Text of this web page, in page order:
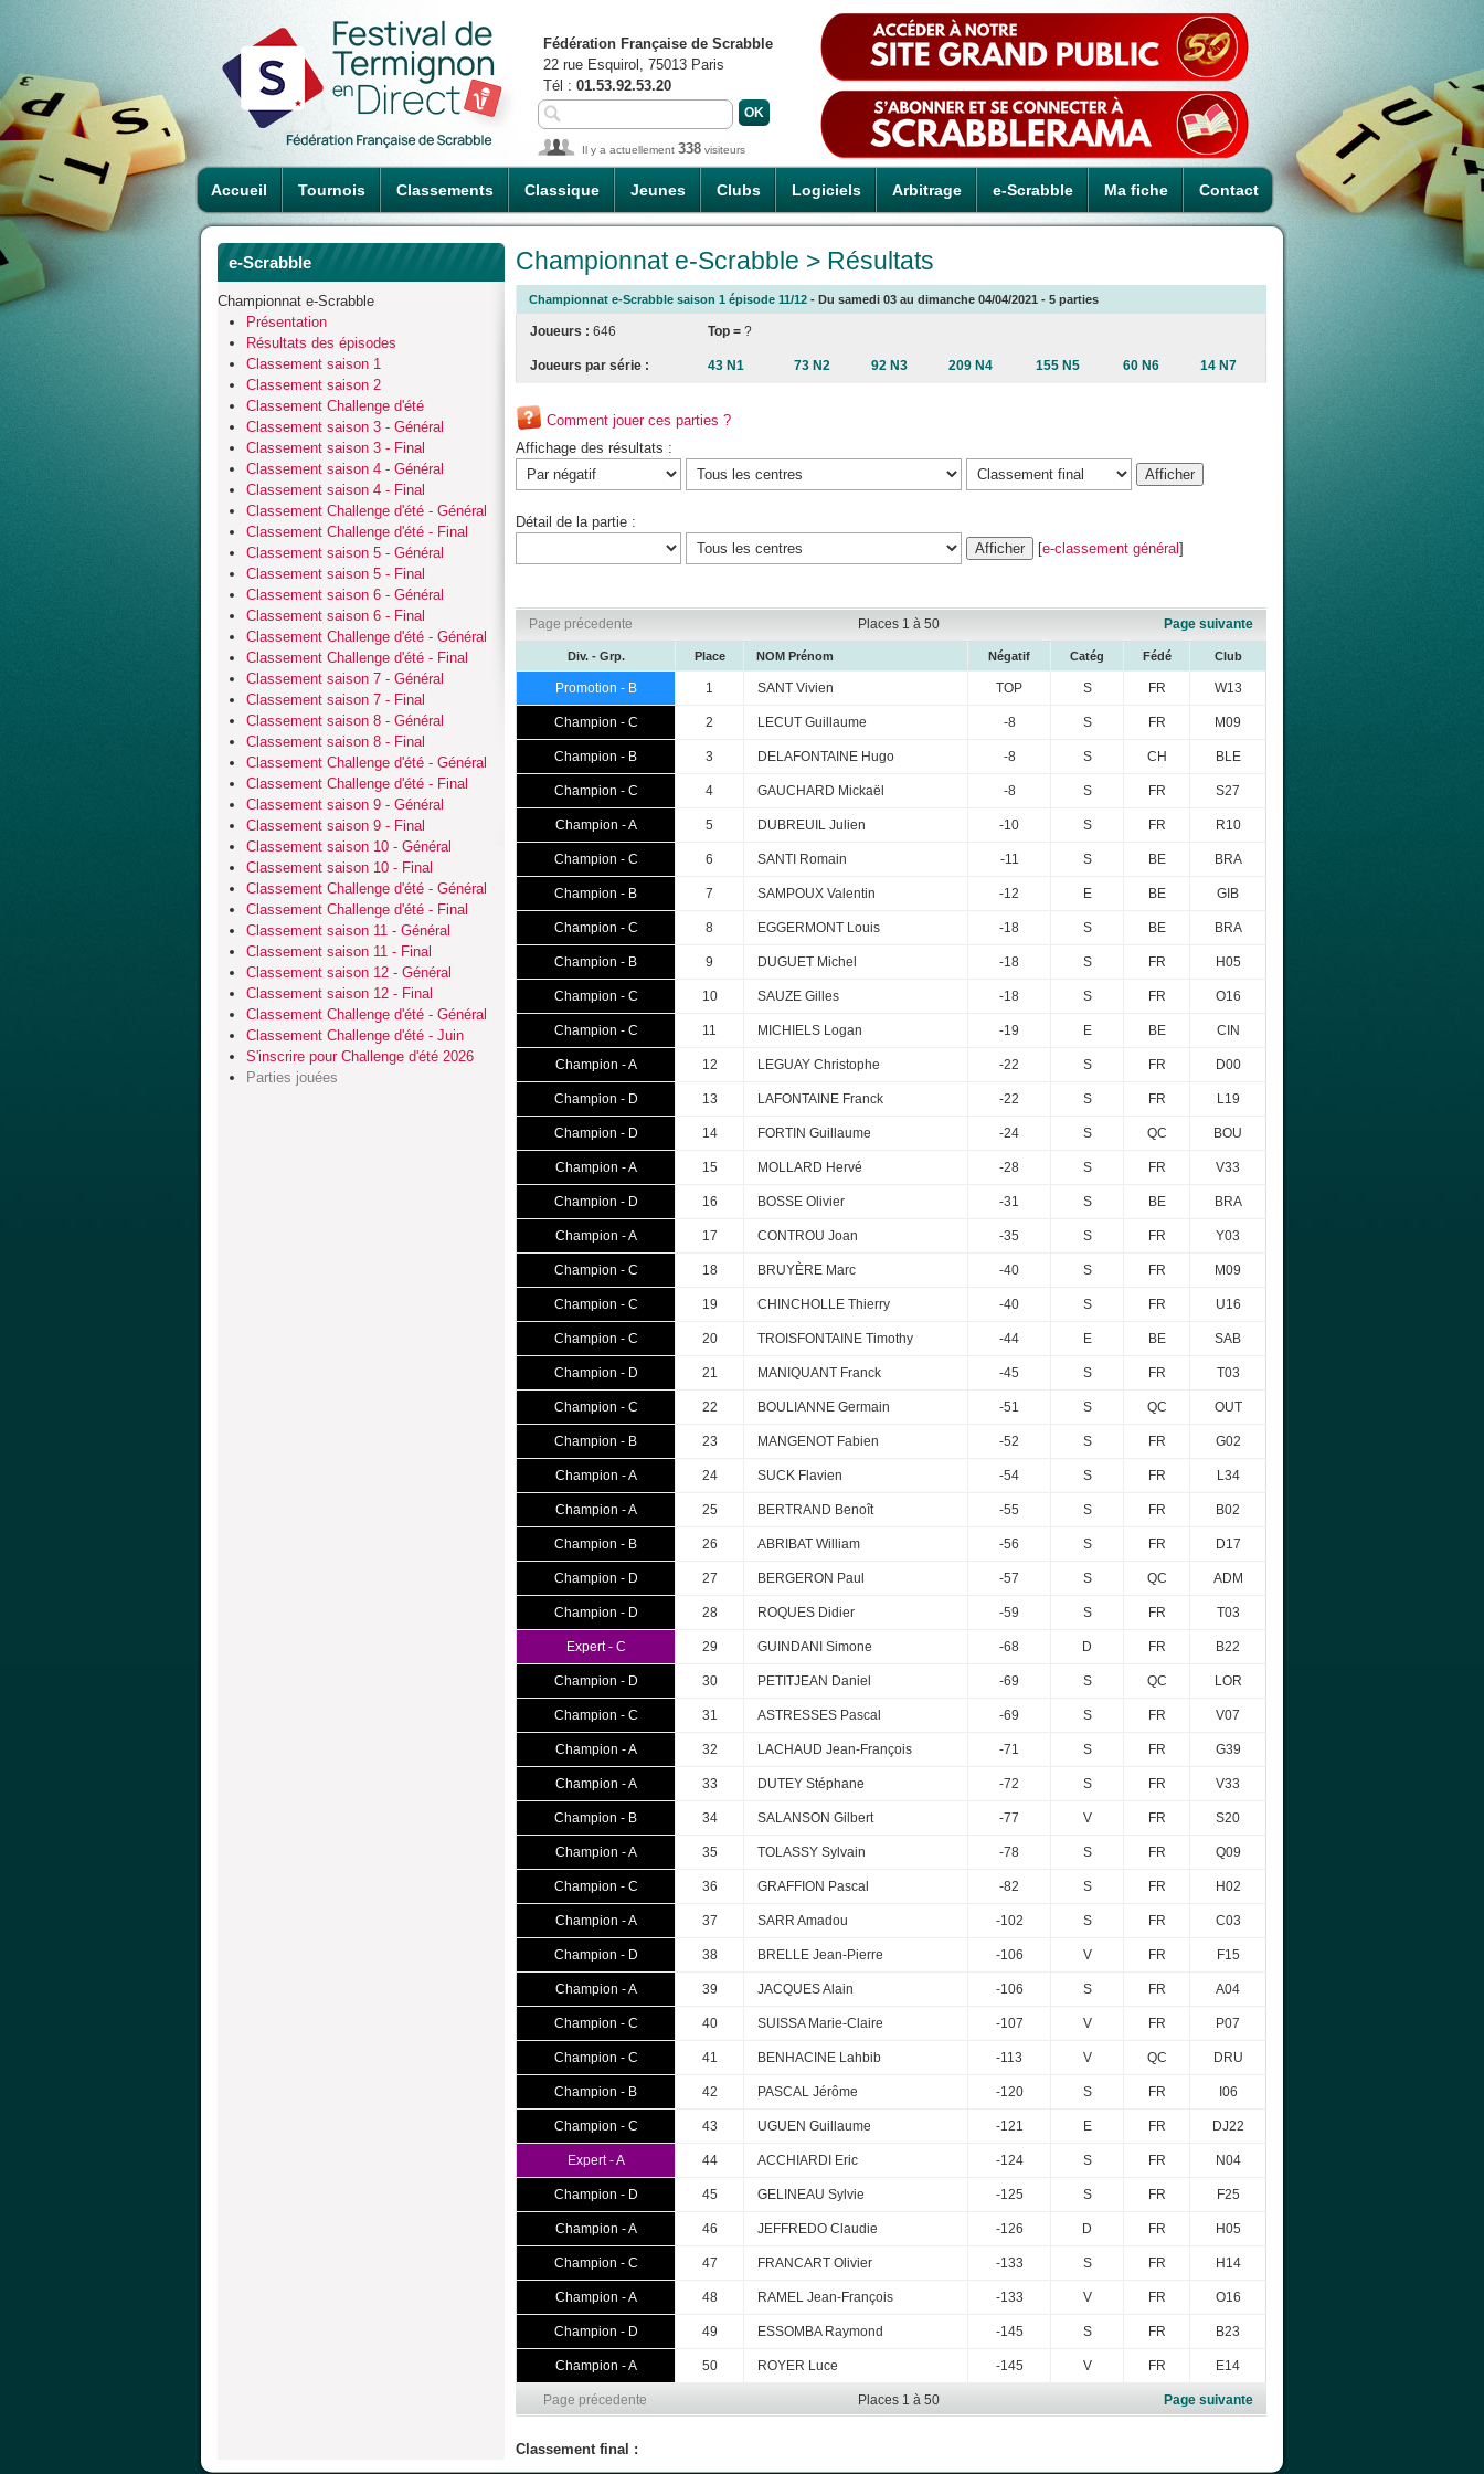
Accueil Tournois Classements Classique Jeunes Clubs Logiciels Arbitrage e-Scrabble Ma fiche Contact
Fédération Française de Scrabble
22 rue Esquirol, 75013 Paris
Tél : 01.53.92.53.20
Il y a actuellement 338 visiteurs
e-Scrabble
Championnat e-Scrabble
Présentation
Résultats des épisodes
Classement saison 1
Classement saison 2
Classement Challenge d'été
Classement saison 3 - Général
Classement saison 3 - Final
Classement saison 4 - Général
Classement saison 4 - Final
Classement Challenge d'été - Général
Classement Challenge d'été - Final
Classement saison 5 - Général
Classement saison 5 - Final
Classement saison 6 - Général
Classement saison 6 - Final
Classement Challenge d'été - Général
Classement Challenge d'été - Final
Classement saison 7 - Général
Classement saison 7 - Final
Classement saison 8 - Général
Classement saison 8 - Final
Classement Challenge d'été - Général
Classement Challenge d'été - Final
Classement saison 9 - Général
Classement saison 9 - Final
Classement saison 10 - Général
Classement saison 10 - Final
Classement Challenge d'été - Général
Classement Challenge d'été - Final
Classement saison 11 - Général
Classement saison 11 - Final
Classement saison 12 - Général
Classement saison 12 - Final
Classement Challenge d'été - Général
Classement Challenge d'été - Juin
S'inscrire pour Challenge d'été 2026
Parties jouées
Championnat e-Scrabble > Résultats
Championnat e-Scrabble saison 1 épisode 11/12 - Du samedi 03 au dimanche 04/04/2021 - 5 parties
Joueurs : 646 Top = ?
Joueurs par série : 43 N1 73 N2 92 N3 209 N4 155 N5 60 N6 14 N7
Comment jouer ces parties ?
Affichage des résultats :
Détail de la partie :
[e-classement général]
Page précedente Places 1 à 50 Page suivante
Div. - Grp. Place NOM Prénom Négatif Catég Fédé Club
Promotion - B 1 SANT Vivien TOP S FR W13
Champion - C 2 LECUT Guillaume -8 S FR M09
Champion - B 3 DELAFONTAINE Hugo -8 S CH BLE
Champion - C 4 GAUCHARD Mickaël -8 S FR S27
Champion - A 5 DUBREUIL Julien -10 S FR R10
Champion - C 6 SANTI Romain -11 S BE BRA
Champion - B 7 SAMPOUX Valentin -12 E BE GIB
Champion - C 8 EGGERMONT Louis -18 S BE BRA
Champion - B 9 DUGUET Michel -18 S FR H05
Champion - C 10 SAUZE Gilles -18 S FR O16
Champion - C 11 MICHIELS Logan -19 E BE CIN
Champion - A 12 LEGUAY Christophe -22 S FR D00
Champion - D 13 LAFONTAINE Franck -22 S FR L19
Champion - D 14 FORTIN Guillaume -24 S QC BOU
Champion - A 15 MOLLARD Hervé -28 S FR V33
Champion - D 16 BOSSE Olivier -31 S BE BRA
Champion - A 17 CONTROU Joan -35 S FR Y03
Champion - C 18 BRUYÈRE Marc -40 S FR M09
Champion - C 19 CHINCHOLLE Thierry -40 S FR U16
Champion - C 20 TROISFONTAINE Timothy -44 E BE SAB
Champion - D 21 MANIQUANT Franck -45 S FR T03
Champion - C 22 BOULIANNE Germain -51 S QC OUT
Champion - B 23 MANGENOT Fabien -52 S FR G02
Champion - A 24 SUCK Flavien -54 S FR L34
Champion - A 25 BERTRAND Benoît -55 S FR B02
Champion - B 26 ABRIBAT William -56 S FR D17
Champion - D 27 BERGERON Paul -57 S QC ADM
Champion - D 28 ROQUES Didier -59 S FR T03
Expert - C 29 GUINDANI Simone -68 D FR B22
Champion - D 30 PETITJEAN Daniel -69 S QC LOR
Champion - C 31 ASTRESSES Pascal -69 S FR V07
Champion - A 32 LACHAUD Jean-François -71 S FR G39
Champion - A 33 DUTEY Stéphane -72 S FR V33
Champion - B 34 SALANSON Gilbert -77 V FR S20
Champion - A 35 TOLASSY Sylvain -78 S FR Q09
Champion - C 36 GRAFFION Pascal -82 S FR H02
Champion - A 37 SARR Amadou -102 S FR C03
Champion - D 38 BRELLE Jean-Pierre -106 V FR F15
Champion - A 39 JACQUES Alain -106 S FR A04
Champion - C 40 SUISSA Marie-Claire -107 V FR P07
Champion - C 41 BENHACINE Lahbib -113 V QC DRU
Champion - B 42 PASCAL Jérôme -120 S FR I06
Champion - C 43 UGUEN Guillaume -121 E FR DJ22
Expert - A 44 ACCHIARDI Eric -124 S FR N04
Champion - D 45 GELINEAU Sylvie -125 S FR F25
Champion - A 46 JEFFREDO Claudie -126 D FR H05
Champion - C 47 FRANCART Olivier -133 S FR H14
Champion - A 48 RAMEL Jean-François -133 V FR O16
Champion - D 49 ESSOMBA Raymond -145 S FR B23
Champion - A 50 ROYER Luce -145 V FR E14
Page précedente Places 1 à 50 Page suivante
Classement final :